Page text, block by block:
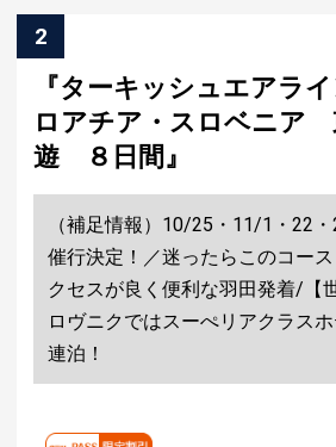
2
『ターキッシュエアラ
ロアチア・スロベニア
遊 ８日間』
（補足情報）10/25・11/1・22
催行決定！／迷ったらこのコー
クセスが良く便利な羽田発着/【
ロヴニクではスーぺリアクラス
連泊！